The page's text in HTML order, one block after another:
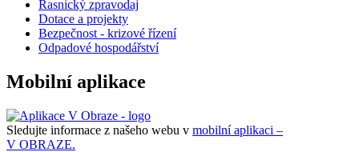
Řasnický zpravodaj
Dotace a projekty
Bezpečnost - krizové řízení
Odpadové hospodářství
Mobilní aplikace
Sledujte informace z našeho webu v mobilní aplikaci –
V OBRAZE.